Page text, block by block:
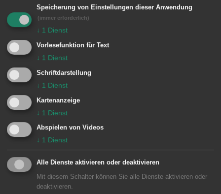
Installationen auf dem großflächigen
Kreisel in Richtung Wasseralfingen: die
„Ruheliegen“ mitten im Verkehr, das
bunte „Himmelszelt“ oder 2015 die
Installation mit Straßenlaterne, Tellern
und Fadenvorhang. Auch in diesem
Jahr verweist die „Lichtinstallation mit
Zwerfchen“ auf die Wasseralfinger
Vesperkirche 2016.
Die Stadt Aalen unterstützt diese
Kunstaktion vor allem auch unter dem
Gesichtspunkt der Verknüpfung von
Speicherung von Einstellungen dieser Anwendung
(immer erforderlich)
↓ 1 Dienst
Vorlesefunktion für Text
↓ 1 Dienst
Schriftdarstellung
↓ 1 Dienst
Kartenanzeige
↓ 1 Dienst
Abspielen von Videos
↓ 1 Dienst
Alle Dienste aktivieren oder deaktivieren
Mit diesem Schalter können Sie alle Dienste aktivieren oder
deaktivieren.